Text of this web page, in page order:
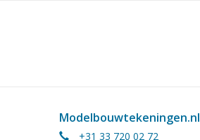
Modelbouwtekeningen.nl
+31 33 720 02 72